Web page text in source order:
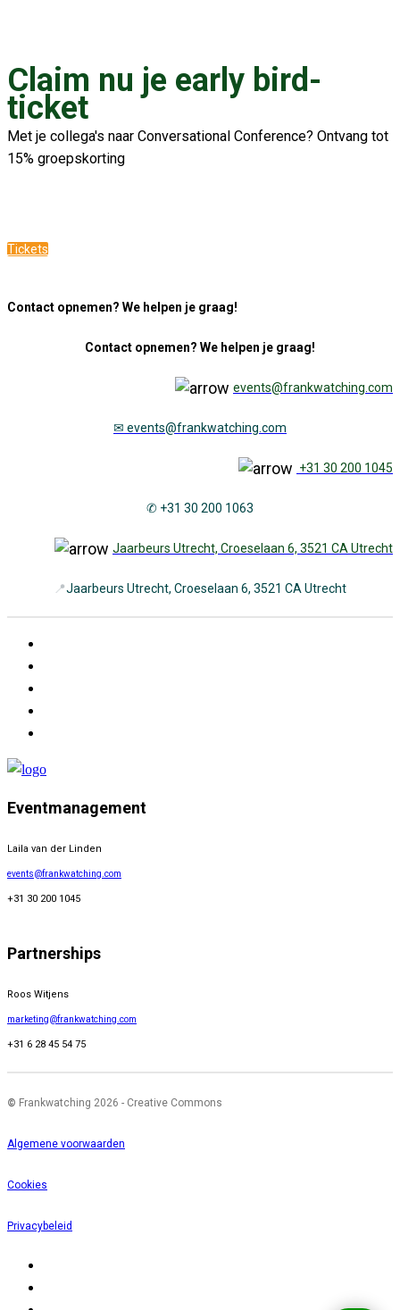
Claim nu je early bird-
ticket
Met je collega's naar Conversational Conference? Ontvang tot
15% groepskorting
Tickets
Contact opnemen? We helpen je graag!
Contact opnemen? We helpen je graag!
events@frankwatching.com
✉ events@frankwatching.com
+31 30 200 1045
✆ +31 30 200 1063
Jaarbeurs Utrecht, Croeselaan 6, 3521 CA Utrecht
📍Jaarbeurs Utrecht, Croeselaan 6, 3521 CA Utrecht
Eventmanagement
Laila van der Linden
events@frankwatching.com
+31 30 200 1045
Partnerships
Roos Witjens
marketing@frankwatching.com
+31 6 28 45 54 75
© Frankwatching 2026 - Creative Commons
Algemene voorwaarden
Cookies
Privacybeleid